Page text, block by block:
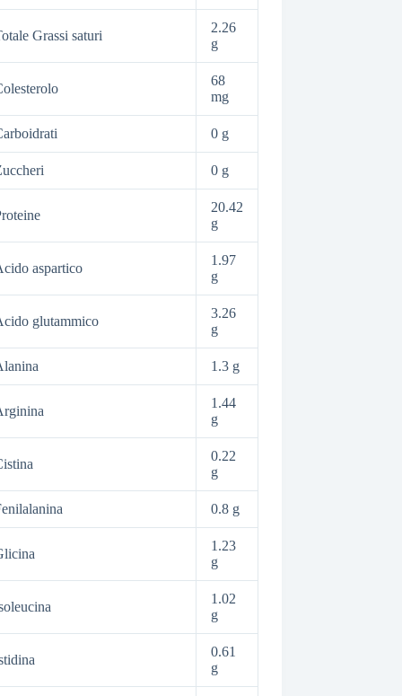
Grassi saturi
2.26
g
68
mg
0 g
0 g
20.42
g
aspartico
1.97
g
glutammico
3.26
g
1.3 g
1.44
g
0.22
g
0.8 g
1.23
g
1.02
g
0.61
g